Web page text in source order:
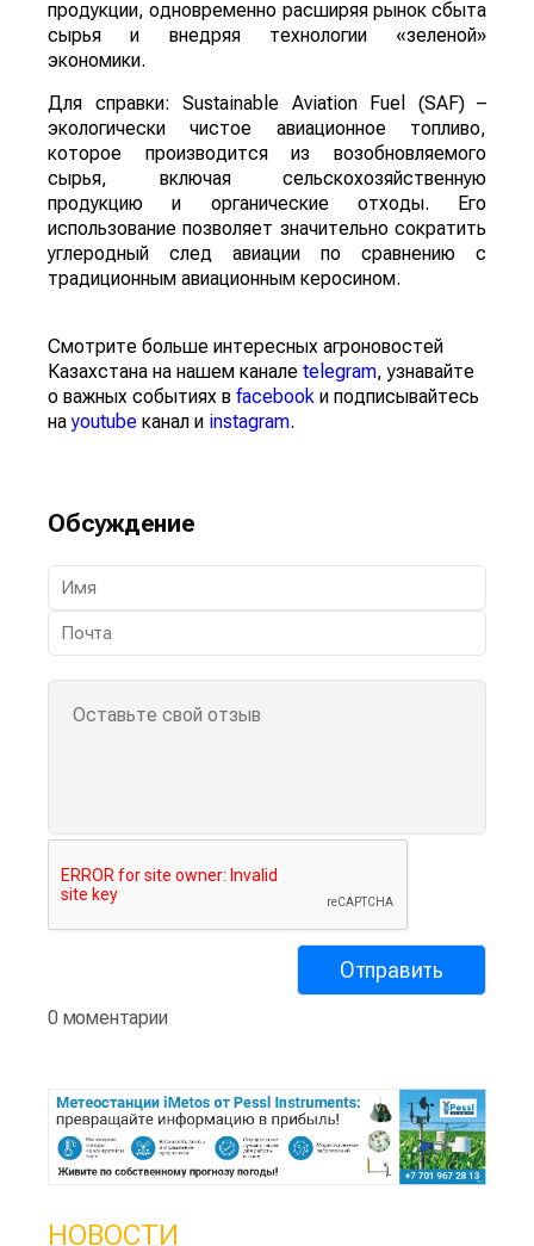
продукции, одновременно расширяя рынок сбыта
сырья и внедряя технологии «зеленой»
экономики.
Для справки: Sustainable Aviation Fuel (SAF) –
экологически чистое авиационное топливо,
которое производится из возобновляемого
сырья, включая сельскохозяйственную
продукцию и органические отходы. Его
использование позволяет значительно сократить
углеродный след авиации по сравнению с
традиционным авиационным керосином.
Смотрите больше интересных агроновостей
Казахстана на нашем канале telegram, узнавайте
о важных событиях в facebook и подписывайтесь
наyoutube канал и instagram.
Обсуждение
0 моментарии
НОВОСТИ